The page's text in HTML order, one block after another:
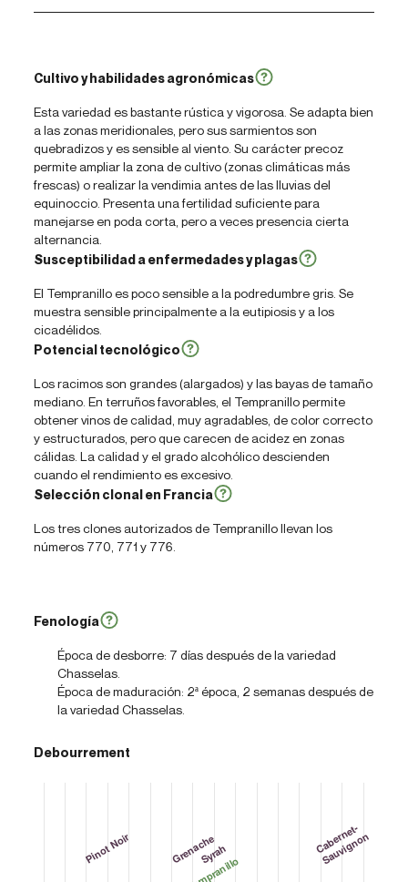
Cultivo y habilidades agronómicas
Esta variedad es bastante rústica y vigorosa. Se adapta bien
a las zonas meridionales, pero sus sarmientos son
quebradizos y es sensible al viento. Su carácter precoz
permite ampliar la zona de cultivo (zonas climáticas más
frescas) o realizar la vendimia antes de las lluvias del
equinoccio. Presenta una fertilidad suficiente para
manejarse en poda corta, pero a veces presencia cierta
alternancia.
Susceptibilidad a enfermedades y plagas
El Tempranillo es poco sensible a la podredumbre gris. Se
muestra sensible principalmente a la eutipiosis y a los
cicadélidos.
Potencial tecnológico
Los racimos son grandes (alargados) y las bayas de tamaño
mediano. En terruños favorables, el Tempranillo permite
obtener vinos de calidad, muy agradables, de color correcto
y estructurados, pero que carecen de acidez en zonas
cálidas. La calidad y el grado alcohólico descienden
cuando el rendimiento es excesivo.
Selección clonal en Francia
Los tres clones autorizados de Tempranillo llevan los
números 770, 771 y 776.
Fenología
Época de desborre: 7 días después de la variedad
Chasselas.
Época de maduración: 2ª época, 2 semanas después de
la variedad Chasselas.
Debourrement